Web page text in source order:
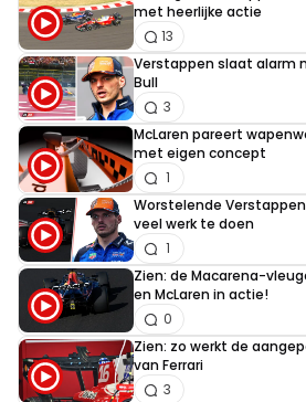
met heerlijke actie
13
Verstappen slaat alarm
Bull
3
McLaren pareert
met eigen concept
1
Worstelende
veel werk te doen
1
Zien: de Macarena-
en McLaren in actie!
0
Zien: zo werkt de
van Ferrari
3